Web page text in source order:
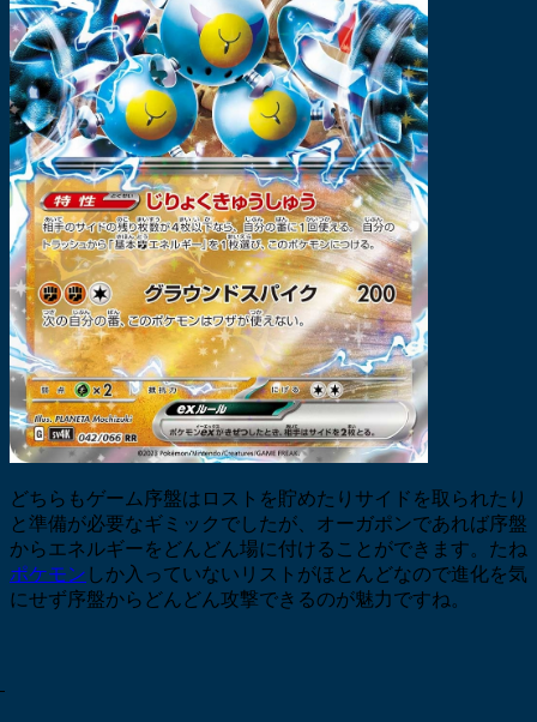
どちらもゲーム序盤はロストを貯めたりサイドを取られたり
と準備が必要なギミックでしたが、オーガポンであれば序盤
からエネルギーをどんどん場に付けることができます。たね
ポケモン しか入っていないリストがほとんどなので進化を気
にせず序盤からどんどん攻撃できるのが魅力ですね。